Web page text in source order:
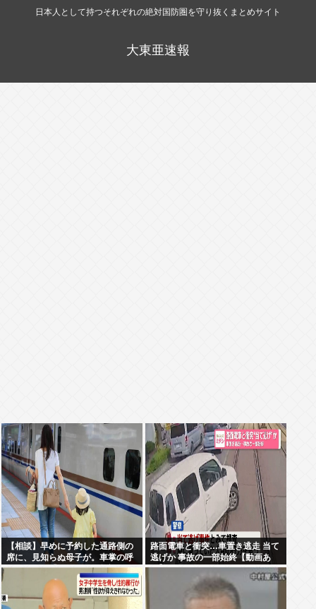
日本人として持つそれぞれの絶対国防圏を守り抜くまとめサイト
大東亜速報
【相談】早めに予約した通路側の
席に、見知らぬ母子が。車掌の呼
びかけにも「目を閉じて無視」し
て居座られました。無理やり奪わ
れた席は、結局”やったもん勝
ち”になってしまうのでしょうか？
路面電車と衝突…車置き逃走 当て
逃げか 事故の一部始終【動画あ
り】